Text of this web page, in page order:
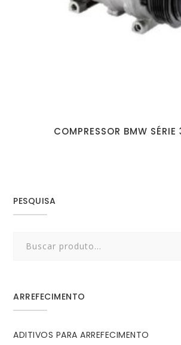
COMPRESSOR BMW
PESQUISA
ARREFECIMENTO
ADITIVOS PARA ARREFECIMENTO